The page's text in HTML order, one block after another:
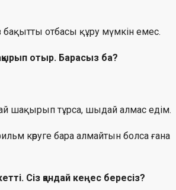
отбасы құру мүмкін емес.
отыр. Барасыз ба?
шақырып тұрса, шыдай алмас едім.
көруге бара алмайтын болса ғана
Сіз қандай кеңес бересіз?